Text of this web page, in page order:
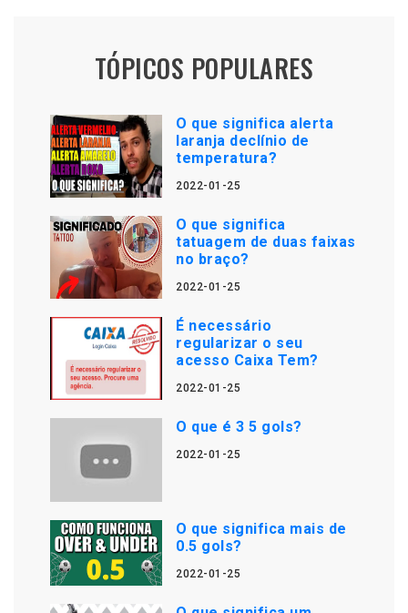
TÓPICOS POPULARES
O que significa alerta
laranja declínio de
temperatura?
2022-01-25
O que significa
tatuagem de duas faixas
no braço?
2022-01-25
É necessário
regularizar o seu
acesso Caixa Tem?
2022-01-25
O que é 3 5 gols?
2022-01-25
O que significa mais de
0.5 gols?
2022-01-25